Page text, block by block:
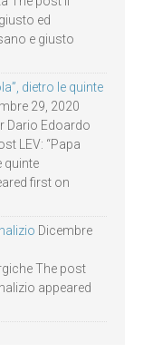
ed
e giusto
dietro le quinte
29, 2020
Dario Edoardo
LEV: “Papa
quinte
first on
Dicembre
The post
appeared